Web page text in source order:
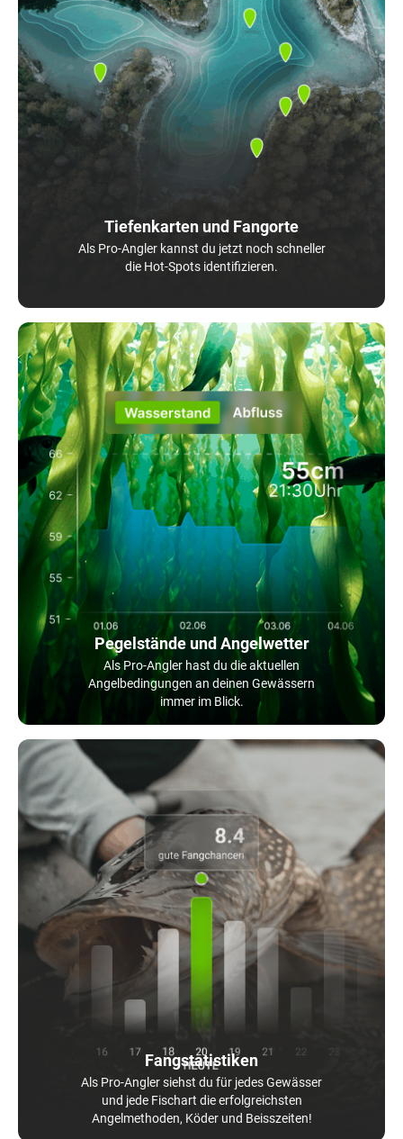
Tiefenkarten und Fangorte
Als Pro-Angler kannst du jetzt noch schneller
die Hot-Spots identifizieren.
Pegelstände und Angelwetter
Als Pro-Angler hast du die aktuellen
Angelbedingungen an deinen Gewässern
immer im Blick.
Fangstatistiken
Als Pro-Angler siehst du für jedes Gewässer
und jede Fischart die erfolgreichsten
Angelmethoden, Köder und Beisszeiten!